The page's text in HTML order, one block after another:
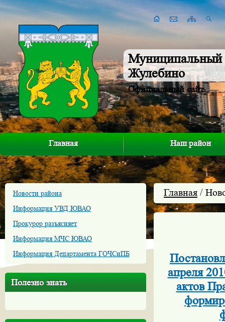
Муниципальный
Жулебино
Официальный сайт
Главная Наш район
Новости района
Информация УВД ЮВАО
Прокурор разъясняет
Информация МЧС ЮВАО
Информация Департамента ГОЧСиПБ
Полезно знать
Главная /
апреля
актов